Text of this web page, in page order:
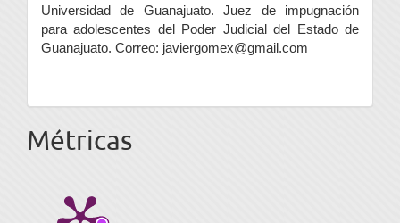
Universidad de Guanajuato. Juez de impugnación
para adolescentes del Poder Judicial del Estado de
Guanajuato. Correo: javiergomex@gmail.com
Métricas